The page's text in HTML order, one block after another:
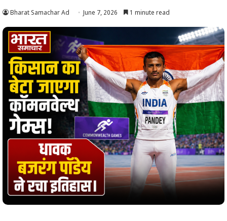
Bharat Samachar Ad June 7, 2026 1 minute read